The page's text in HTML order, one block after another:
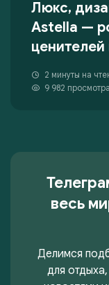
Люкс,
Astella —
2 минуты на
9 982 просмотра
весь
Делимся
для